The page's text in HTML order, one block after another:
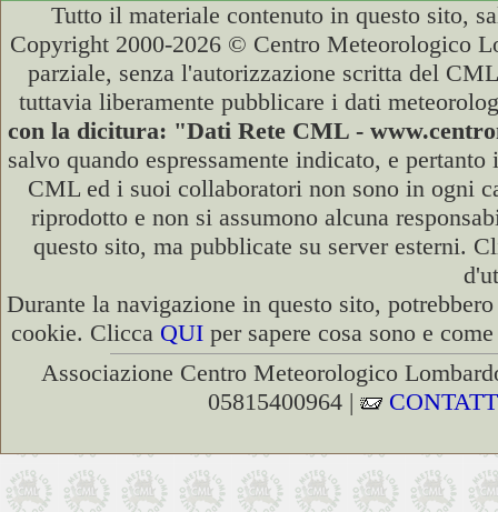
Tutto il materiale contenuto in questo sito,
Copyright 2000-2026 © Centro Meteorologico
parziale, senza l'autorizzazione scritta del
tuttavia liberamente pubblicare i dati
con la dicitura: "Dati Rete CML -
salvo quando espressamente indicato, e
CML ed i suoi collaboratori non sono in ogni
riprodotto e non si assumono alcuna
questo sito, ma pubblicate su server esterni.
Durante la navigazione in questo sito,
cookie. Clicca QUI per sapere cosa sono e
Associazione Centro Meteorologico
05815400964 |